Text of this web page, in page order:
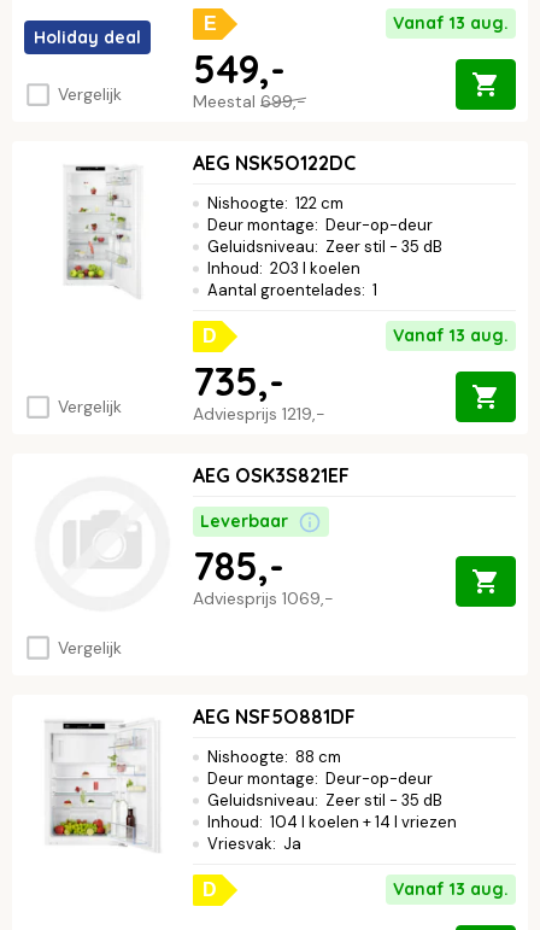
Holiday deal
Vergelijk
E Vanaf 13 aug.
Meestal 699,-
549,-
Vergelijk
AEG NSK5O122DC
Nishoogte: 122 cm
Deur montage: Deur-op-deur
Geluidsniveau: Zeer stil - 35 dB
Inhoud: 203 l koelen
Aantal groentelades: 1
D Vanaf 13 aug.
Adviesprijs 1219,-
735,-
Vergelijk
AEG OSK3S821EF
Leverbaar
Adviesprijs 1069,-
785,-
AEG NSF5O881DF
Nishoogte: 88 cm
Deur montage: Deur-op-deur
Geluidsniveau: Zeer stil - 35 dB
Inhoud: 104 l koelen + 14 l vriezen
Vriesvak: Ja
D Vanaf 13 aug.